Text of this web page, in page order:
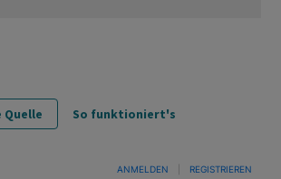
So funktioniert's
ANMELDEN REGISTRIEREN